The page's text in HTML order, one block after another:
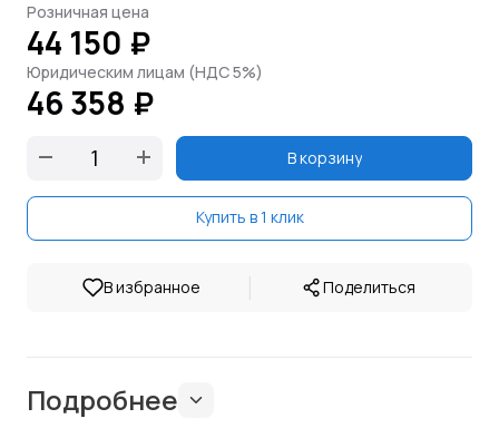
Розничная цена
44 150 ₽
Юридическим лицам (НДС 5%)
46 358 ₽
В корзину
Купить в 1 клик
В избранное | Поделиться
Подробнее